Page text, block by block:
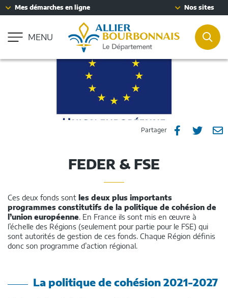
Aller à la recherche
Accessibilité : partiellement conforme
Mes démarches en ligne Nos sites
MENU
Partager Partager
 
FEDER & FSE
Ces deux fonds sont les deux plus importants
programmes constitutifs de la politique de cohésion de
l’union européenne. En France ils sont mis en œuvre à
l’échelle des Régions (seulement pour partie pour le FSE) qui
sont autorités de gestion de ces fonds. Chaque Région définis
donc son programme d’action régional.
La politique de cohésion 2021-2027
Fenêtre
chat